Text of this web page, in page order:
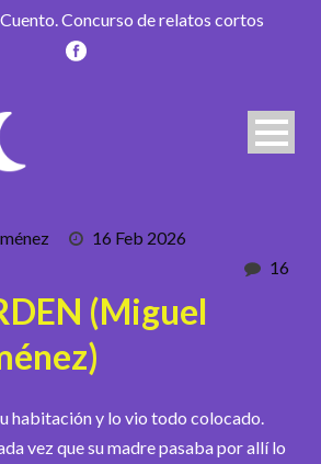
Concurso de relatos cortos
16 Feb 2026
16
(Miguel
habitación y lo vio todo colocado.
vez que su madre pasaba por allí lo